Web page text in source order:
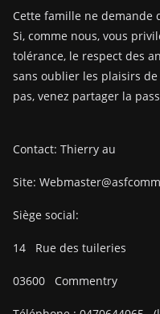
Cette famille ne demande
Si, comme nous, vous
tolérance, le respect des
sans oublier les plaisirs
pas, venez partager la
Contact: Thierry au
Site:
Siège social:
14 Rue des tuileries
03600 Commentry